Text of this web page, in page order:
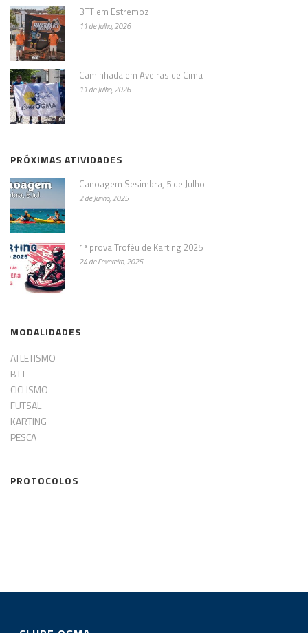
BTT em Estremoz
11 de Julho, 2026
Caminhada em Aveiras de Cima
11 de Julho, 2026
PRÓXIMAS ATIVIDADES
Canoagem Sesimbra, 5 de Julho
2 de Junho, 2025
1ª prova Troféu de Karting 2025
24 de Fevereiro, 2025
MODALIDADES
ATLETISMO
BTT
CICLISMO
FUTSAL
KARTING
PESCA
PROTOCOLOS